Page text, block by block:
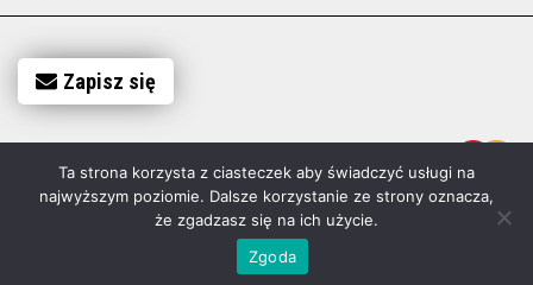
Zapisz się
Ta strona korzysta z ciasteczek aby świadczyć usługi na
najwyższym poziomie. Dalsze korzystanie ze strony oznacza,
że zgadzasz się na ich użycie.
Zgoda